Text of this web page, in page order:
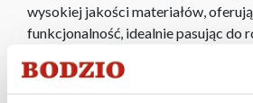
wysokiej jakości materiałów,
funkcjonalność, idealnie pasując do
subtelne detale i estetyczny design
zarówno praktyczne, jak i stylowe,